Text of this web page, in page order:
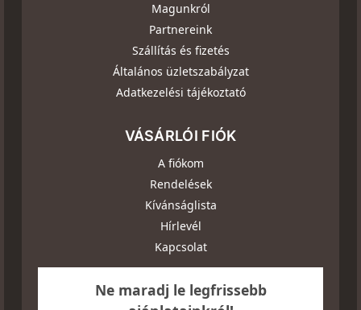
Magunkról
Partnereink
Szállítás és fizetés
Általános üzletszabályzat
Adatkezelési tájékoztató
VÁSÁRLÓI FIÓK
A fiókom
Rendelések
Kívánságlista
Hírlevél
Kapcsolat
Ne maradj le legfrissebb